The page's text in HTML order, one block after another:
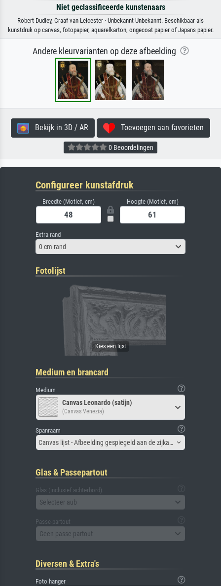
Niet geclassificeerde kunstenaars
Robert Dudley, Graaf van Leicester · Unbekannt Unbekannt. Beschikbaar als
kunstdruk op canvas, fotopapier, aquarelkarton, ongecoat papier of Japans papier.
Andere kleurvarianten op deze afbeelding
Bekijk in 3D / AR Toevoegen aan favorieten
0 Beoordelingen
Configureer kunstafdruk
Breedte (Motief, cm) Hoogte (Motief, cm)
Extra rand
0 cm rand
Fotolijst
Medium en brancard
Medium
Canvas Leonardo (satijn)
(Canvas Venezia)
Spanraam
Canvas lijst - Afbeelding gespiegeld aan de zijkant
Glas & Passepartout
Glas (inclusief achterbord)
Selecteer aub
Passe-partout
Geen passe-partout
Diversen & Extra's
Foto hanger